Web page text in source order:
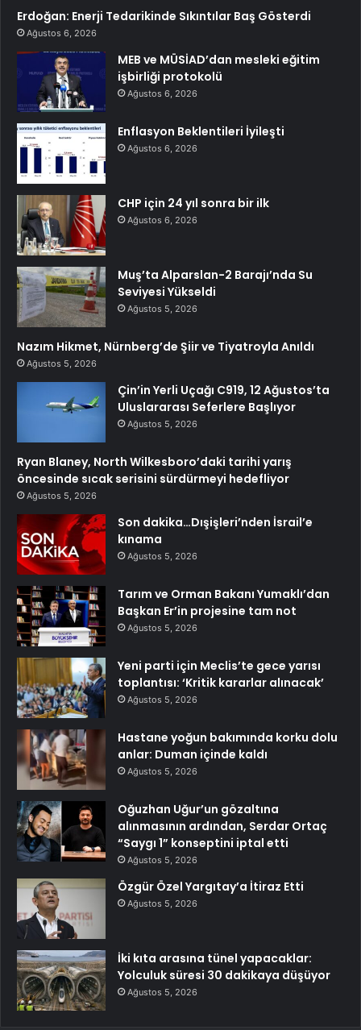
Erdoğan: Enerji Tedarikinde Sıkıntılar Baş Gösterdi
Ağustos 6, 2026
MEB ve MÜSİAD’dan mesleki eğitim
işbirliği protokolü
Ağustos 6, 2026
Enflasyon Beklentileri İyileşti
Ağustos 6, 2026
CHP için 24 yıl sonra bir ilk
Ağustos 6, 2026
Muş’ta Alparslan-2 Barajı’nda Su
Seviyesi Yükseldi
Ağustos 5, 2026
Nazım Hikmet, Nürnberg’de Şiir ve Tiyatroyla Anıldı
Ağustos 5, 2026
Çin’in Yerli Uçağı C919, 12 Ağustos’ta
Uluslararası Seferlere Başlıyor
Ağustos 5, 2026
Ryan Blaney, North Wilkesboro’daki tarihi yarış
öncesinde sıcak serisini sürdürmeyi hedefliyor
Ağustos 5, 2026
Son dakika…Dışişleri’nden İsrail’e
kınama
Ağustos 5, 2026
Tarım ve Orman Bakanı Yumaklı’dan
Başkan Er’in projesine tam not
Ağustos 5, 2026
Yeni parti için Meclis’te gece yarısı
toplantısı: ‘Kritik kararlar alınacak’
Ağustos 5, 2026
Hastane yoğun bakımında korku dolu
anlar: Duman içinde kaldı
Ağustos 5, 2026
Oğuzhan Uğur’un gözaltına
alınmasının ardından, Serdar Ortaç
“Saygı 1” konseptini iptal etti
Ağustos 5, 2026
Özgür Özel Yargıtay’a İtiraz Etti
Ağustos 5, 2026
İki kıta arasına tünel yapacaklar:
Yolculuk süresi 30 dakikaya düşüyor
Ağustos 5, 2026